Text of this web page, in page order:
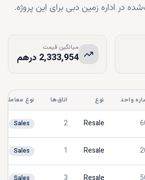
در اداره زمین دبی برای این پروژه.
میانگین قیمت
2,333,954 درهم
واحد نوع اتاق‌ها نوع معامله
Resale
2
Sales
Resale
1
Sales